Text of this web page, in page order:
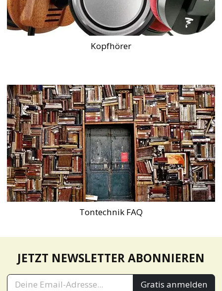
Kopfhörer
Tontechnik FAQ
JETZT NEWSLETTER ABONNIEREN
Gratis anmelden